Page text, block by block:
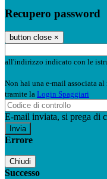
Recupero password
button close ×
all'indirizzo indicato con le
Non hai una e-mail associata
tramite la Login Spaggiari
E-mail inviata, si prega di
Errore
Chiudi
Successo